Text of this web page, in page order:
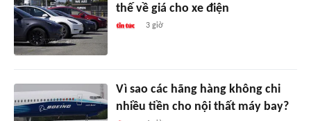
thế về giá cho xe điện
3 giờ
Vì sao các hãng hàng không chi
nhiều tiền cho nội thất máy bay?